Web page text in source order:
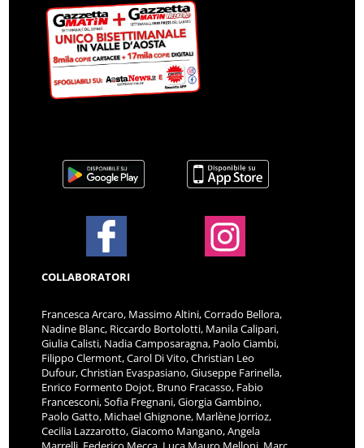
COLLABORATORI
Francesca Arcaro, Massimo Altini, Corrado Bellora,
Nadine Blanc, Riccardo Bortolotti, Manila Calipari,
Giulia Calisti, Nadia Camposaragna, Paolo Ciambi,
Filippo Clermont, Carol Di Vito, Christian Leo
Dufour, Christian Evaspasiano, Giuseppe Farinella,
Enrico Formento Dojot, Bruno Fracasso, Fabio
Francesconi, Sofia Fregnani, Giorgia Gambino,
Paolo Gatto, Michael Ghignone, Marlène Jorrioz,
Cecilia Lazzarotto, Giacomo Mangano, Angela